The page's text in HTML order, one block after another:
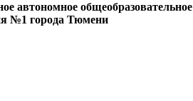
автономное общеобразовательное
№1 города Тюмени